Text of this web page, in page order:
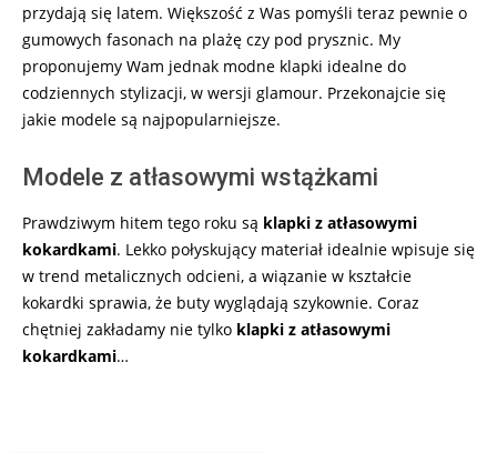
przydają się latem. Większość z Was pomyśli teraz pewnie o
gumowych fasonach na plażę czy pod prysznic. My
proponujemy Wam jednak modne klapki idealne do
codziennych stylizacji, w wersji glamour. Przekonajcie się
jakie modele są najpopularniejsze.
Modele z atłasowymi wstążkami
Prawdziwym hitem tego roku są klapki z atłasowymi
kokardkami. Lekko połyskujący materiał idealnie wpisuje się
w trend metalicznych odcieni, a wiązanie w kształcie
kokardki sprawia, że buty wyglądają szykownie. Coraz
chętniej zakładamy nie tylko klapki z atłasowymi
kokardkami…